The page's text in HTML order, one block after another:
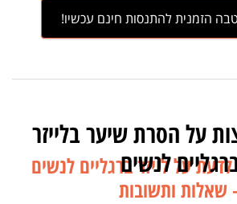
הזמנית להתנסות חינם עכשיו!
על לייזר ברגליים לנשים
שאלות ותשובות
על הסרת שיער בלייזר
לנשים